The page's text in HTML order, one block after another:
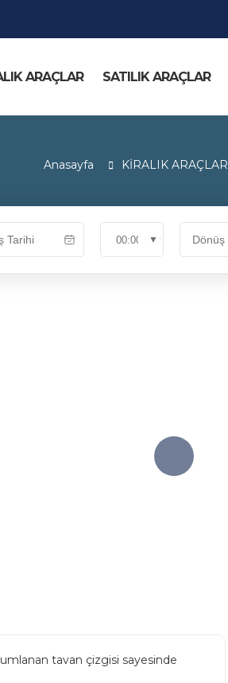
ARAÇLAR SATILIK ARAÇLAR
Anasayfa KİRALIK ARAÇLAR
tavan çizgisi sayesinde